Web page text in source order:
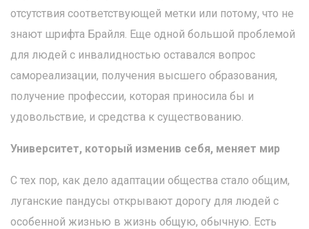
отсутствия соответствующей метки или потому, что не
знают шрифта Брайля. Еще одной большой проблемой
для людей с инвалидностью оставался вопрос
самореализации, получения высшего образования,
получение профессии, которая приносила бы и
удовольствие, и средства к существованию.
Университет, который изменив себя, меняет мир
С тех пор, как дело адаптации общества стало общим,
луганские пандусы открывают дорогу для людей с
особенной жизнью в жизнь общую, обычную. Есть